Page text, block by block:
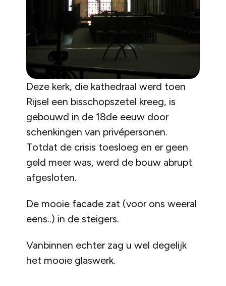
Deze kerk, die kathedraal werd toen
Rijsel een bisschopszetel kreeg, is
gebouwd in de 18de eeuw door
schenkingen van privépersonen.
Totdat de crisis toesloeg en er geen
geld meer was, werd de bouw abrupt
afgesloten.
De mooie facade zat (voor ons weeral
eens..) in de steigers.
Vanbinnen echter zag u wel degelijk
het mooie glaswerk.